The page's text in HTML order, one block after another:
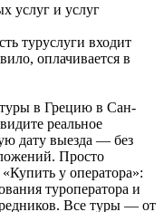
услуг и услуг
туруслуги входит
оплачивается в
в Грецию в Сан-
реальное
дату выезда — без
Просто
у оператора»:
туроператора и
Все туры — от